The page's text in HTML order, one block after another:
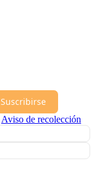
Suscribirse
Aviso de recolección